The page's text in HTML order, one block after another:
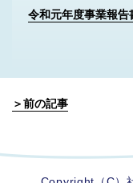
令和元年度事業報告
＞前の記事